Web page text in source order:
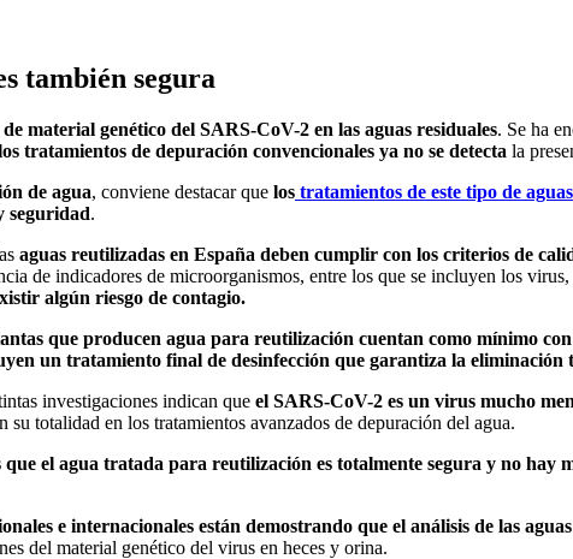
también segura
material genético del SARS-CoV-2 en las aguas residuales. Se ha
tratamientos de depuración convencionales ya no se detecta la
de agua, conviene destacar que los tratamientos de este tipo de aguas
seguridad.
aguas reutilizadas en España deben cumplir con los criterios de
de indicadores de microorganismos, entre los que se incluyen los
algún riesgo de contagio.
que producen agua para reutilización cuentan como mínimo
un tratamiento final de desinfección que garantiza la
investigaciones indican que el SARS-CoV-2 es un virus mucho
su totalidad en los tratamientos avanzados de depuración del agua.
el agua tratada para reutilización es totalmente segura y no hay
e internacionales están demostrando que el análisis de las
del material genético del virus en heces y orina.